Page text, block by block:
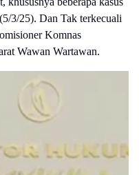
3/25). Dan Tak terkecuali
Komnas
Wawan Wartawan.